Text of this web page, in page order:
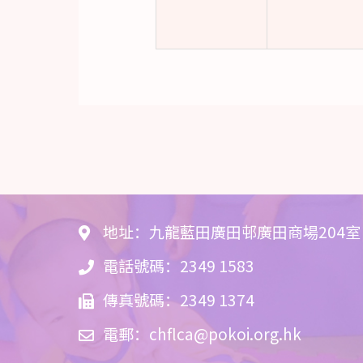
地址：九龍藍田廣田邨廣田商場204室
電話號碼：2349 1583
傳真號碼：2349 1374
電郵： chflca@pokoi.org.hk